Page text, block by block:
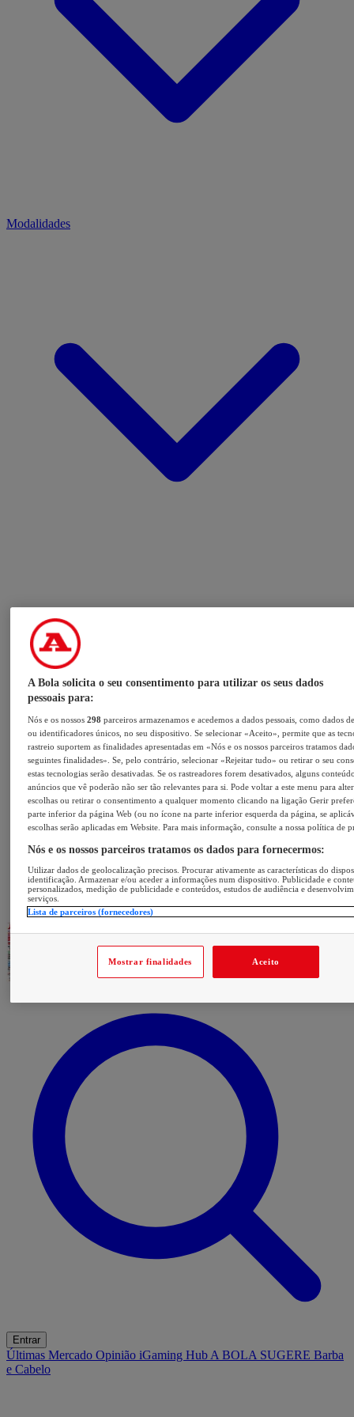
Modalidades
Entrar
Últimas Mercado Opinião iGaming Hub A BOLA SUGERE Barba
e Cabelo
A Bola solicita o seu consentimento para utilizar os seus dados
pessoais para:
Nós e os nossos298 parceiros armazenamos e acedemos a dados pessoais, como dados
ou identificadores únicos, no seu dispositivo. Se selecionar «Aceito», permite que as
rastreio suportem as finalidades apresentadas em «Nós e os nossos parceiros tratamos
seguintes finalidades». Se, pelo contrário, selecionar «Rejeitar tudo» ou retirar o seu
estas tecnologias serão desativadas. Se os rastreadores forem desativados, alguns
anúncios que vê poderão não ser tão relevantes para si. Pode voltar a este menu para
escolhas ou retirar o consentimento a qualquer momento clicando na ligação Gerir
parte inferior da página Web (ou no ícone na parte inferior esquerda da página, se
escolhas serão aplicadas em Website. Para mais informação, consulte a nossa política de
Nós e os nossos parceiros tratamos os dados para fornecermos:
Utilizar dados de geolocalização precisos. Procurar ativamente as características do
identificação. Armazenar e/ou aceder a informações num dispositivo. Publicidade e
personalizados, medição de publicidade e conteúdos, estudos de audiência e
serviços.
Lista de parceiros (fornecedores)
Mostrar finalidades Aceito